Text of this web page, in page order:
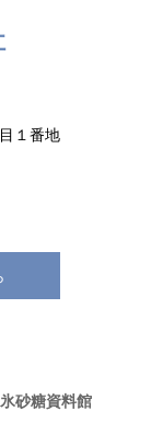
１番地
氷砂糖資料館